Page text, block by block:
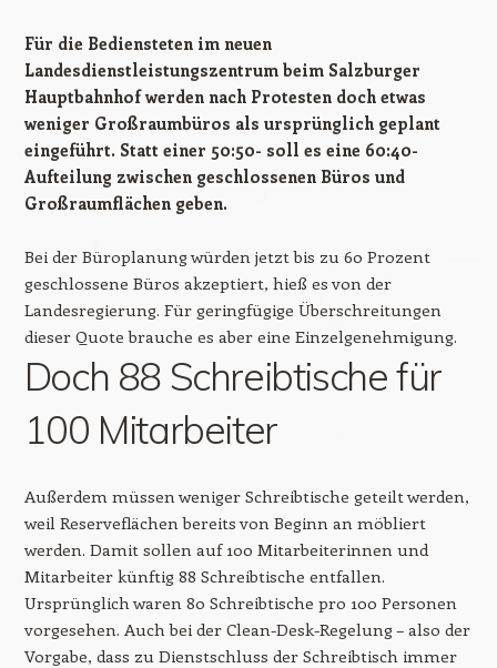
Für die Bediensteten im neuen
Landesdienstleistungszentrum beim Salzburger
Hauptbahnhof werden nach Protesten doch etwas
weniger Großraumbüros als ursprünglich geplant
eingeführt. Statt einer 50:50- soll es eine 60:40-
Aufteilung zwischen geschlossenen Büros und
Großraumflächen geben.
Bei der Büroplanung würden jetzt bis zu 60 Prozent
geschlossene Büros akzeptiert, hieß es von der
Landesregierung. Für geringfügige Überschreitungen
dieser Quote brauche es aber eine Einzelgenehmigung.
Doch 88 Schreibtische für
100 Mitarbeiter
Außerdem müssen weniger Schreibtische geteilt werden,
weil Reserveflächen bereits von Beginn an möbliert
werden. Damit sollen auf 100 Mitarbeiterinnen und
Mitarbeiter künftig 88 Schreibtische entfallen.
Ursprünglich waren 80 Schreibtische pro 100 Personen
vorgesehen. Auch bei der Clean-Desk-Regelung – also der
Vorgabe, dass zu Dienstschluss der Schreibtisch immer